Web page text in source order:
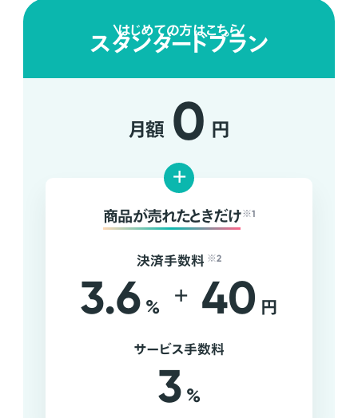
はじめての方はこちら
スタンダードプラン
月額 0 円
+
商品が売れたときだけ ※1
決済手数料 ※2
3.6 % + 40 円
サービス手数料
3 %